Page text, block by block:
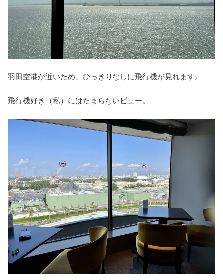
羽田空港が近いため、ひっきりなしに飛行機が見れます。
飛行機好き（私）にはたまらないビュー。